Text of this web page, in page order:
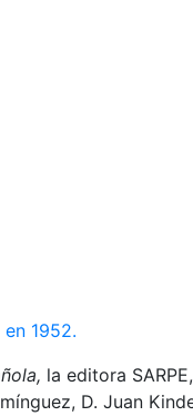
1952.
la editora
D. Juan